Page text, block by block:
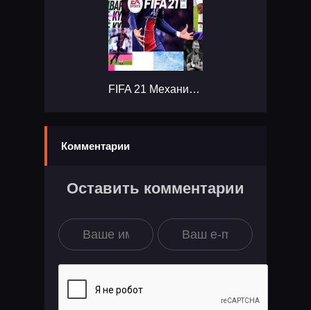
FIFA 21 Механики...
Комментарии
Оставить комментарии